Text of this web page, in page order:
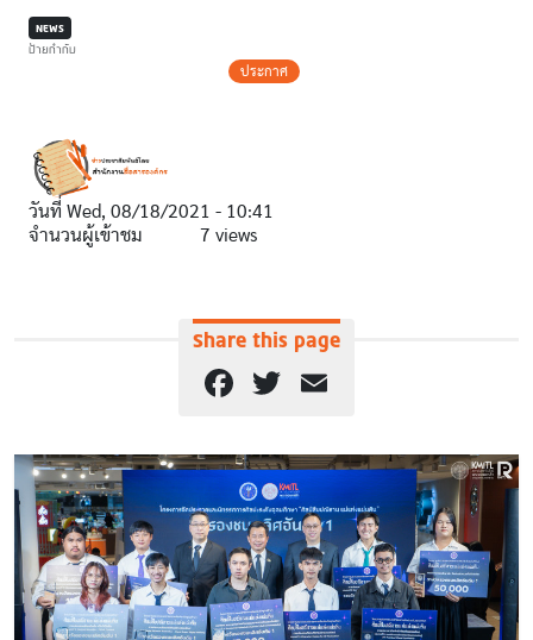
NEWS
ป้ายกำกับ
ประกาศ
วันที่ Wed, 08/18/2021 - 10:41
จำนวนผู้เข้าชม
7 views
Share this page
Facebook
Twitter